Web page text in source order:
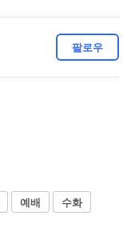
팔로우
예배
수화